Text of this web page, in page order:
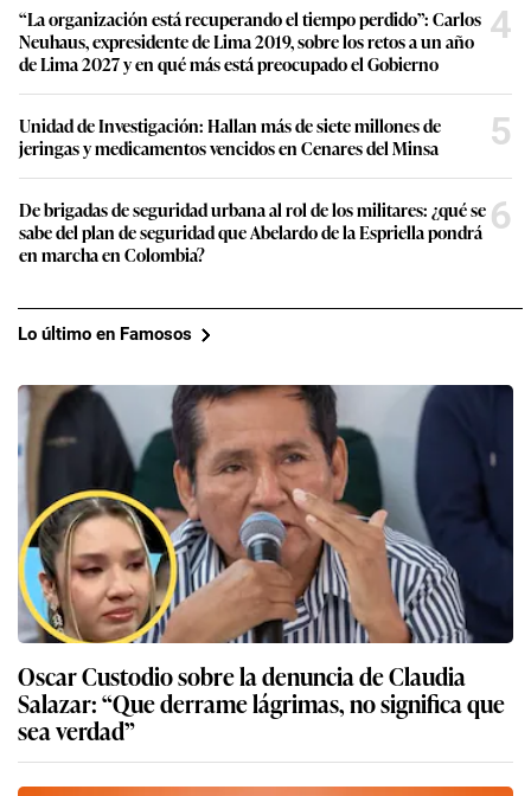
“La organización está recuperando el tiempo perdido”: Carlos
Neuhaus, expresidente de Lima 2019, sobre los retos a un año
de Lima 2027 y en qué más está preocupado el Gobierno
4
Unidad de Investigación: Hallan más de siete millones de
jeringas y medicamentos vencidos en Cenares del Minsa
5
De brigadas de seguridad urbana al rol de los militares: ¿qué se
sabe del plan de seguridad que Abelardo de la Espriella pondrá
en marcha en Colombia?
6
Lo último en Famosos
Oscar Custodio sobre la denuncia de Claudia
Salazar: “Que derrame lágrimas, no significa que
sea verdad”